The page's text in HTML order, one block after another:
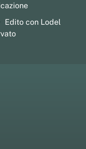
Edito con Lodel